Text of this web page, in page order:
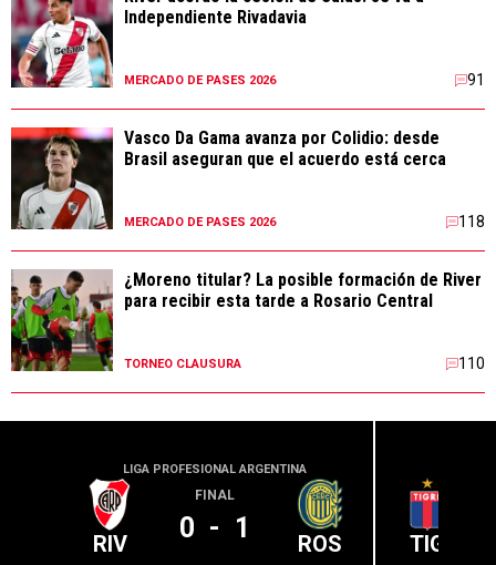
Independiente Rivadavia
MERCADO DE PASES 2026 91
Vasco Da Gama avanza por Colidio: desde
Brasil aseguran que el acuerdo está cerca
MERCADO DE PASES 2026 118
¿Moreno titular? La posible formación de River
para recibir esta tarde a Rosario Central
TORNEO CLAUSURA 110
LIGA PROFESIONAL ARGENTINA
RIV
FINAL
0 - 1 ROS TIG